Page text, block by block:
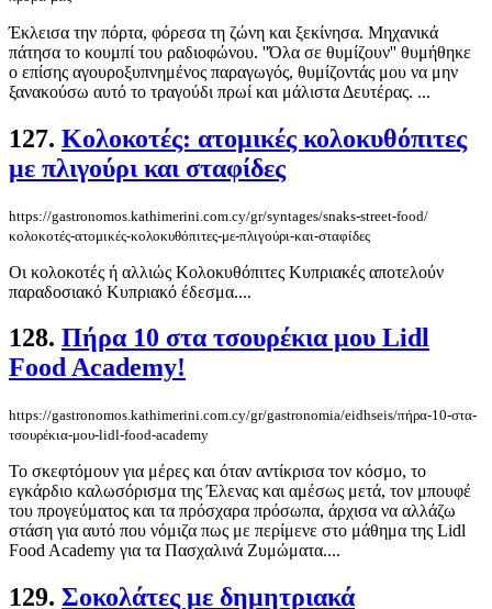
Έκλεισα την πόρτα, φόρεσα τη ζώνη και ξεκίνησα. Μηχανικά
πάτησα το κουμπί του ραδιοφώνου. ''Όλα σε θυμίζουν'' θυμήθηκε
ο επίσης αγουροξυπνημένος παραγωγός, θυμίζοντάς μου να μην
ξανακούσω αυτό το τραγούδι πρωί και μάλιστα Δευτέρας. ...
127. Κολοκοτές: ατομικές κολοκυθόπιτες
με πλιγούρι και σταφίδες
https://gastronomos.kathimerini.com.cy/gr/syntages/snaks-street-food/
κολοκοτές-ατομικές-κολοκυθόπιτες-με-πλιγούρι-και-σταφίδες
Οι κολοκοτές ή αλλιώς Κολοκυθόπιτες Κυπριακές αποτελούν
παραδοσιακό Κυπριακό έδεσμα....
128. Πήρα 10 στα τσουρέκια μου Lidl
Food Academy!
https://gastronomos.kathimerini.com.cy/gr/gastronomia/eidhseis/πήρα-10-στα-
τσουρέκια-μου-lidl-food-academy
Το σκεφτόμουν για μέρες και όταν αντίκρισα τον κόσμο, το
εγκάρδιο καλωσόρισμα της Έλενας και αμέσως μετά, τον μπουφέ
του προγεύματος και τα πρόσχαρα πρόσωπα, άρχισα να αλλάζω
στάση για αυτό που νόμιζα πως με περίμενε στο μάθημα της Lidl
Food Academy για τα Πασχαλινά Ζυμώματα....
129. Σοκολάτες με δημητριακά